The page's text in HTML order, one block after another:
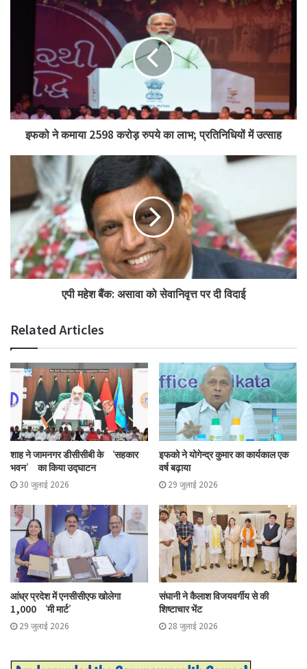
इफको ने कमाया 2598 करोड़ रुपये का लाभ; प्रतिनिधियों में उत्साह
एपी महेश बैंक: असावा को सेवानिवृत्त पर दी विदाई
Related Articles
शाह ने जामनगर डीसीसीबी के ‘सहकार
भवन’ का किया उद्घाटन
30 जुलाई 2026
इफको ने योगेन्द्र कुमार का कार्यकाल एक
वर्ष बढ़ाया
29 जुलाई 2026
आंध्र प्रदेश में एनसीसीएफ खोलेगा
1,000 ‘मी मार्ट’
29 जुलाई 2026
संघानी ने कैलाश विजयवर्गीय से की
शिष्टाचार भेंट
28 जुलाई 2026